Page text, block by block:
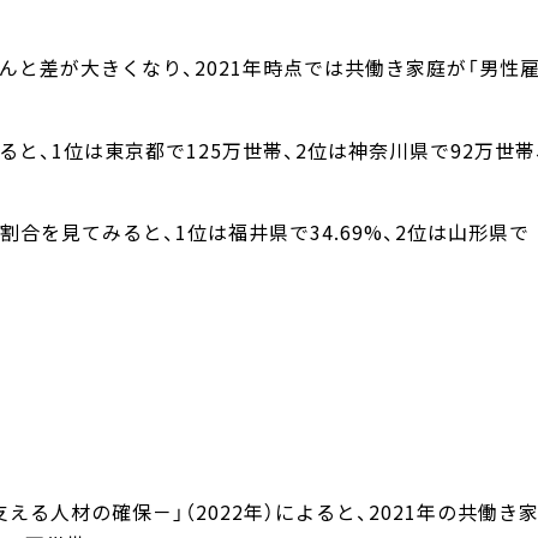
差が大きくなり、2021年時点では共働き家庭が「男性雇
、1位は東京都で125万世帯、2位は神奈川県で92万世帯
を見てみると、1位は福井県で34.69%、2位は山形県で
る人材の確保－」（2022年）によると、2021年の共働き家